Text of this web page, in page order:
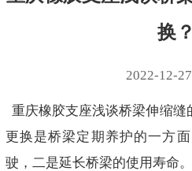
换？
2022-12-
重庆橡胶支座浅谈桥梁伸缩缝
更换是桥梁定期养护的一方
驶，二是延长桥梁的使用寿命。